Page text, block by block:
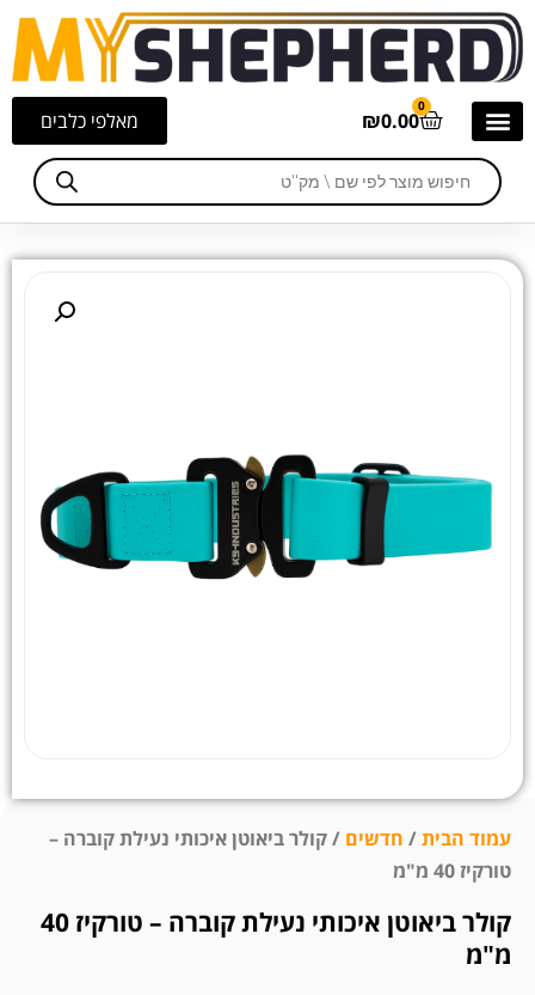
מאלפי כלבים ₪0.00
0
עמוד הבית/ חדשים / קולר ביאוטן איכותי נעילת קוברה –
טורקיז 40 מ"מ
קולר ביאוטן איכותי נעילת קוברה – טורקיז 40
מ"מ